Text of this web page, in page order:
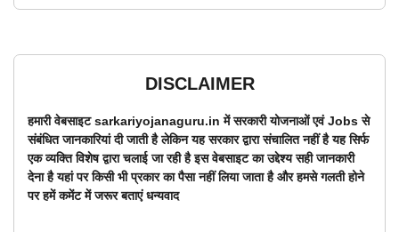
DISCLAIMER
हमारी वेबसाइट sarkariyojanaguru.in में सरकारी योजनाओं एवं Jobs से
संबंधित जानकारियां दी जाती है लेकिन यह सरकार द्वारा संचालित नहीं है यह सिर्फ
एक व्यक्ति विशेष द्वारा चलाई जा रही है इस वेबसाइट का उद्देश्य सही जानकारी
देना है यहां पर किसी भी प्रकार का पैसा नहीं लिया जाता है और हमसे गलती होने
पर हमें कमेंट में जरूर बताएं धन्यवाद